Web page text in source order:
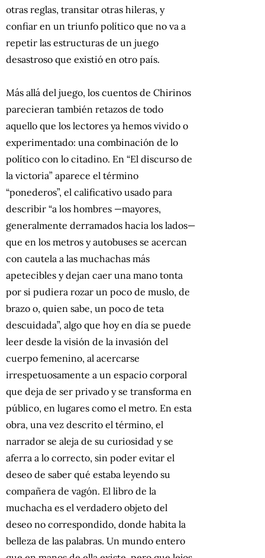
otras reglas, transitar otras hileras, y
confiar en un triunfo político que no va a
repetir las estructuras de un juego
desastroso que existió en otro país.
Más allá del juego, los cuentos de Chirinos
parecieran también retazos de todo
aquello que los lectores ya hemos vivido o
experimentado: una combinación de lo
político con lo citadino. En “El discurso de
la victoria” aparece el término
“ponederos”, el calificativo usado para
describir “a los hombres —mayores,
generalmente derramados hacia los lados—
que en los metros y autobuses se acercan
con cautela a las muchachas más
apetecibles y dejan caer una mano tonta
por si pudiera rozar un poco de muslo, de
brazo o, quien sabe, un poco de teta
descuidada”, algo que hoy en día se puede
leer desde la visión de la invasión del
cuerpo femenino, al acercarse
irrespetuosamente a un espacio corporal
que deja de ser privado y se transforma en
público, en lugares como el metro. En esta
obra, una vez descrito el término, el
narrador se aleja de su curiosidad y se
aferra a lo correcto, sin poder evitar el
deseo de saber qué estaba leyendo su
compañera de vagón. El libro de la
muchacha es el verdadero objeto del
deseo no correspondido, donde habita la
belleza de las palabras. Un mundo entero